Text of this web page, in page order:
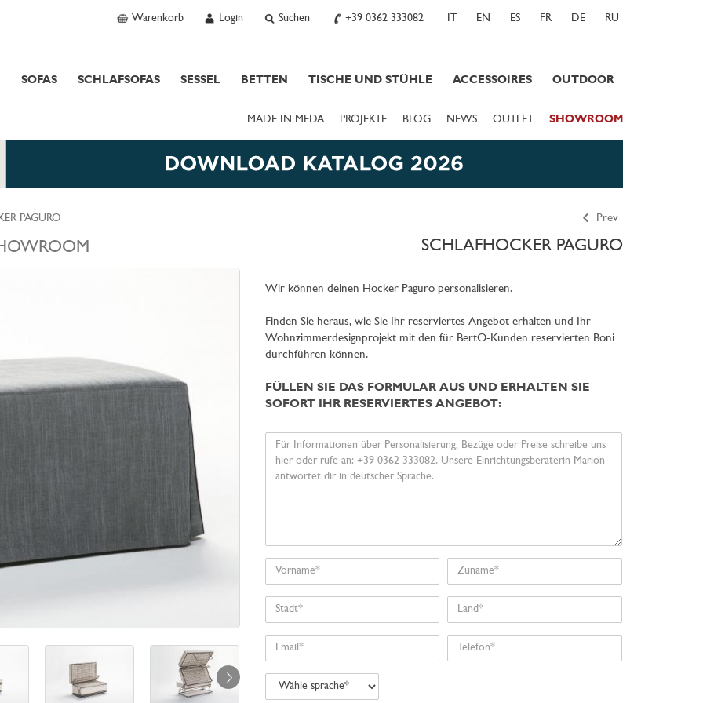
Warenkorb Login Suchen +39 0362 333082 IT EN ES FR DE RU
SOFAS SCHLAFSOFAS SESSEL BETTEN TISCHE UND STÜHLE ACCESSOIRES OUTDOOR
MADE IN MEDA PROJEKTE BLOG NEWS OUTLET SHOWROOM
Prev
PAGURO
SCHLAFHOCKER PAGURO
Wir können deinen Hocker Paguro personalisieren.
Finden Sie heraus, wie Sie Ihr reserviertes Angebot erhalten und Ihr
Wohnzimmerdesignprojekt mit den für BertO-Kunden reservierten Boni
durchführen können.
FÜLLEN SIE DAS FORMULAR AUS UND ERHALTEN SIE
SOFORT IHR RESERVIERTES ANGEBOT:
Ihre
Nachricht
Vorname Zuname
Stadt Land
Email Telefon
Wähle
sprache